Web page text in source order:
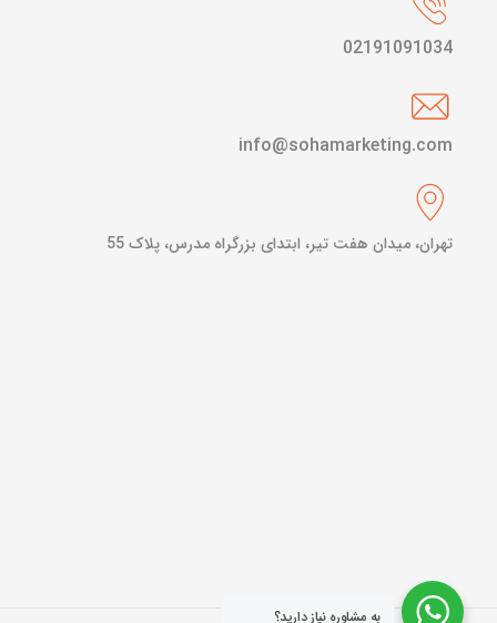
02191091034
info@sohamarketing.com
تهران، میدان هفت تیر، ابتدای بزرگراه مدرس، پلاک 55
به مشاوره نیاز دارید؟